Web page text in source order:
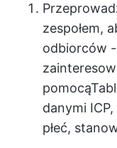
zespołem,
odbiorców
pomocą
danymi
płeć,